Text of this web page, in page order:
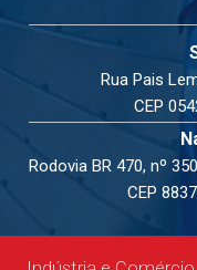
Rua Pais
CEP
Rodovia BR 470, nº
CEP